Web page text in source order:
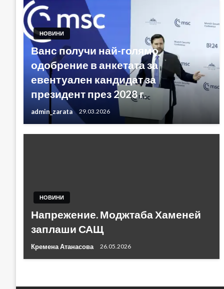
НОВИНИ
Ванс получи най-голямо
одобрение в анкетата за
евентуален кандидат за
президент през 2028 г.
admin_zarata 29.03.2026
НОВИНИ
Напрежение. Моджтаба Хаменей
заплаши САЩ
Кремена Атанасова 26.05.2026